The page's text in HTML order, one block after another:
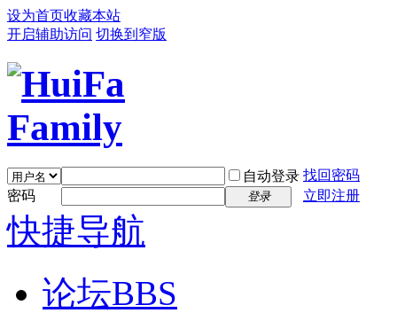
设为首页收藏本站
开启辅助访问 切换到窄版
自动登录 找回密码
密码
登录 立即注册
快捷导航
论坛BBS